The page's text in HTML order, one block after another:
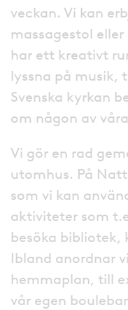
veckan. Vi kan
massagestol
har ett kreativt
lyssna på musik,
Svenska kyrkan
om någon av
Vi gör en rad
utomhus. På
som vi kan
aktiviteter som
besöka bibliotek,
Ibland anordnar
hemmaplan, till
vår egen